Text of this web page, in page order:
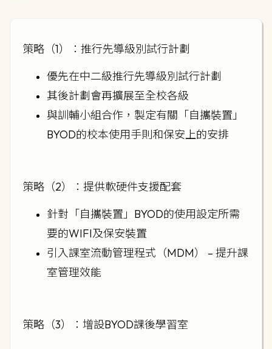
策略（1）：推行先導級別試行計劃
優先在中二級推行先導級別試行計劃
其後計劃會再擴展至全校各級
與訓輔小組合作，製定有關「自攜裝置」
BYOD的校本使用手則和保安上的安排
策略（2）：提供軟硬件支援配套
針對「自攜裝置」BYOD的使用設定所需
要的WIFI及保安裝置
引入課室流動管理程式（MDM） – 提升課
室管理效能
策略（3）：增設BYOD課後學習室